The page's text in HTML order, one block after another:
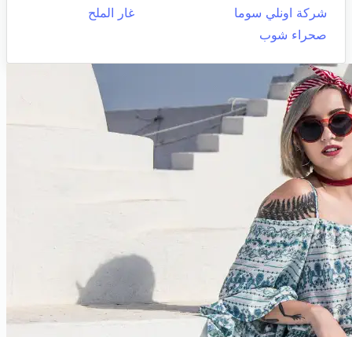
شركة اونلي سوما
غار الملح
صحراء شوب